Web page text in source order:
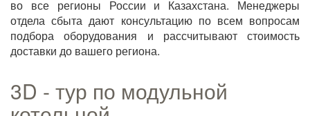
во все регионы России и Казахстана. Менеджеры
отдела сбыта дают консультацию по всем вопросам
подбора оборудования и рассчитывают стоимость
доставки до вашего региона.
3D - тур по модульной